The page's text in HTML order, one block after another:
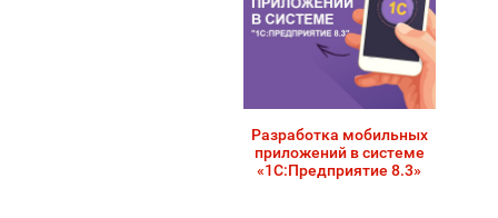
Разработка мобильных
приложений в системе
«1С:Предприятие 8.3»